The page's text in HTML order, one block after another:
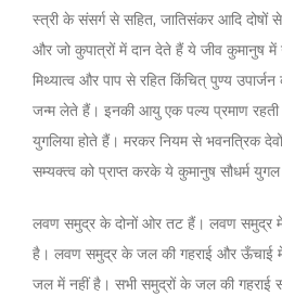
स्त्री के संसर्ग से सहित, जातिसंकर आदि दोषों
और जो कुपात्रों में दान देते हैं ये जीव कुमानुष में
मिथ्यात्व और पाप से रहित किंचित् पुण्य
जन्म लेते हैं। इनकी आयु एक पल्य प्रमाण
युगलिया होते हैं। मरकर नियम से भवनत्रिक
सम्यक्त्व को प्राप्त करके ये कुमानुष सौधर्म
लवण समुद्र के दोनों ओर तट हैं। लवण समुद्र में
है। लवण समुद्र के जल की गहराई और ऊँचाई में
जल में नहीं है। सभी समुद्रों के जल की गहराई